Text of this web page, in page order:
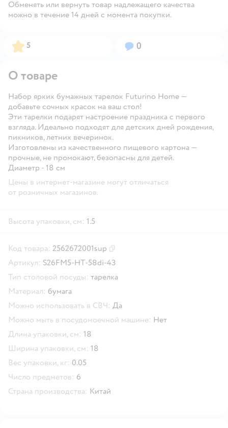
Обменять или вернуть товар надлежащего качества
можно в течение 14 дней с момента покупки.
Рейтинг:
5 Вопросов:
0
О товаре
Набор ярких бумажных тарелок Futurino Home —
добавьте сочных красок на ваш стол!
Эти тарелки подарят настроение праздника с первого
взгляда. Идеально подходят для детских дней рождения,
пикников, летних вечеринок.
Изготовлены из качественного пищевого картона —
прочные, не промокают, безопасны для детей.
Диаметр - 18 см
Цены в интернет-магазине могут отличаться
от розничных магазинов.
Высота упаковки, см: 1.5
Код товара: 2562672001sup
Артикул: S26FM5-HT-58di-43
Тип столовой посуды: тарелка
Материал: бумага
Можно использовать в СВЧ: Да
Можно мыть в посудомоечной машине: Нет
Длина упаковки, см: 18
Ширина упаковки, см: 18
Вес упаковки, кг: 0.05
Число предметов: 6
Страна производства: Китай